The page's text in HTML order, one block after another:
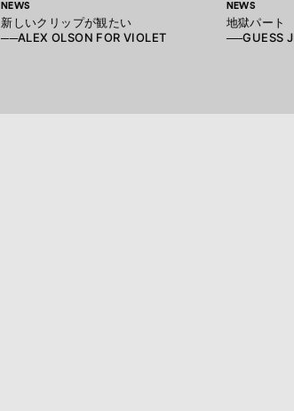
NEWS
新しいクリップが観たい
──ALEX OLSON FOR VIOLET
NEWS
地獄パート
──GUESS